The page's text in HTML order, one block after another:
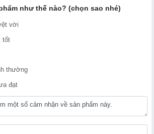
như thế nào? (chọn sao nhé)
vời
tốt
thường
đạt